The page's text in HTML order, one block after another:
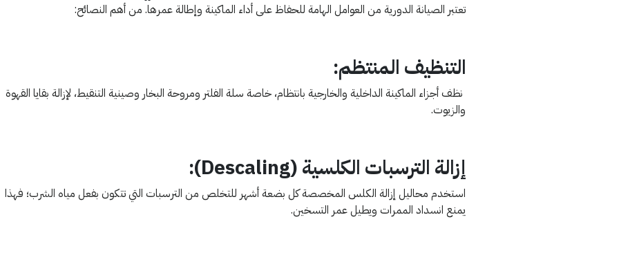
تعتبر الصيانة الدورية من العوامل الهامة للحفاظ على أداء الماكينة وإطالة عمرها. من أهم النصائح:
التنظيف المنتظم:
نظف أجزاء الماكينة الداخلية والخارجية بانتظام، خاصة سلة الفلتر ومروحة البخار وصينية التنقيط، لإزالة بقايا القهوة
والزيوت.
إزالة الترسبات الكلسية (Descaling):
استخدم محاليل إزالة الكلس المخصصة كل بضعة أشهر للتخلص من الترسبات التي تتكون بفعل مياه الشرب؛ فهذا
يمنع انسداد الممرات ويطيل عمر التسخين.